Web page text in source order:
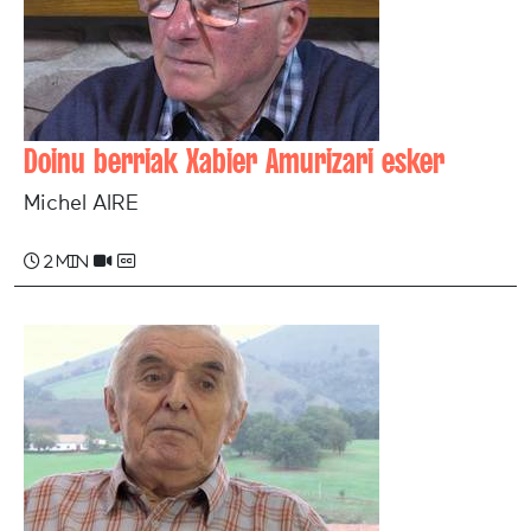
Doinu berriak Xabier Amurizari esker
Michel AIRE
2 min